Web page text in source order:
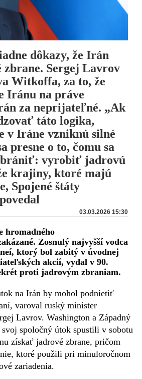
dôkazy, že Irán
Sergej Lavrov
Witkoffa, za to, že
Iránu na práve
za neprijateľné. „Ak
táto logika,
v Iráne vzniknú silné
presne o to, čomu sa
vyrobiť jadrovú
krajiny, ktoré majú
Spojené štáty
03.03.2026 15:30
hromadného
Zosnulý najvyšší vodca
ktorý bol zabitý v úvodnej
akcií, vydal v 90.
proti jadrovým zbraniam.
na Irán by mohol podnietiť
varoval ruský minister
Lavrov. Washington a Západný
spoločný útok spustili v sobotu
získať jadrové zbrane, pričom
ktoré použili pri minuloročnom
zariadenia.